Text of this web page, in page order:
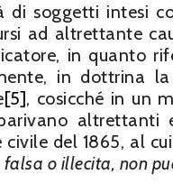
soggetti intesi
ad altrettante
in quanto
in dottrina
[5], cosicché in un
altrettanti
del 1865, al cui
o illecita, non